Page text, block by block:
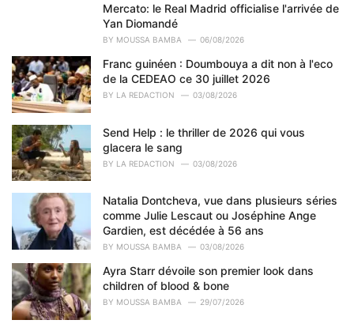
s
:
Mercato: le Real Madrid officialise l'arrivée de
Yan Diomandé
BY MOUSSA BAMBA 06/08/2026
Franc guinéen : Doumbouya a dit non à l'eco
de la CEDEAO ce 30 juillet 2026
BY LA REDACTION 03/08/2026
Send Help : le thriller de 2026 qui vous
glacera le sang
BY LA REDACTION 03/08/2026
Natalia Dontcheva, vue dans plusieurs séries
comme Julie Lescaut ou Joséphine Ange
Gardien, est décédée à 56 ans
BY MOUSSA BAMBA 03/08/2026
Ayra Starr dévoile son premier look dans
children of blood & bone
BY MOUSSA BAMBA 29/07/2026